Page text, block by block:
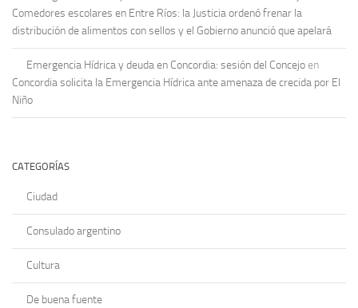
Comedores escolares en Entre Ríos: la Justicia ordenó frenar la
distribución de alimentos con sellos y el Gobierno anunció que apelará
Emergencia Hídrica y deuda en Concordia: sesión del Concejo en
Concordia solicita la Emergencia Hídrica ante amenaza de crecida por El
Niño
CATEGORÍAS
Ciudad
Consulado argentino
Cultura
De buena fuente